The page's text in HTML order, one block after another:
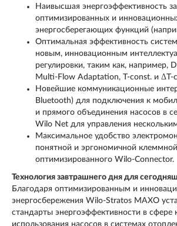
Наивысшая энергоэффективность
оптимизированных и
энергосберегающих функций
Оптимальная эффективность
новым, инновационным
регулировки, таким как, например,
Multi-Flow Adaptation, T-const. и ΔT-
Новейшие коммуникационные
Bluetooth) для подключения к
и прямого объединения насосов в
Wilo Net для управления
Максимальное удобство
понятной и эргономичной
оптимизированного Wilo-Connector.
Технология завтрашнего дня для
Благодаря оптимизированным и
энергосбережения Wilo-Stratos MAXO
стандарты энергоэффективности в сфере